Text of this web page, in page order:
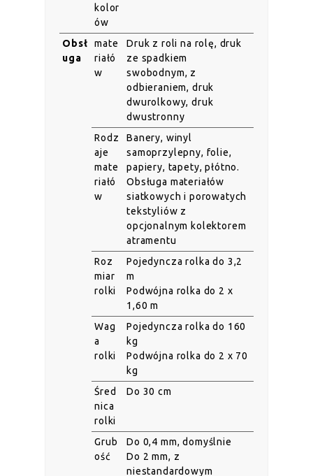
kolor
ów
Obsł
uga
mate
riałó
w
Druk z roli na rolę, druk
ze spadkiem
swobodnym, z
odbieraniem, druk
dwurolkowy, druk
dwustronny
Rodz
aje
mate
riałó
w
Banery, winyl
samoprzylepny, folie,
papiery, tapety, płótno.
Obsługa materiałów
siatkowych i porowatych
tekstyliów z
opcjonalnym kolektorem
atramentu
Roz
miar
rolki
Pojedyncza rolka do 3,2
m
Podwójna rolka do 2 x
1,60 m
Wag
a
rolki
Pojedyncza rolka do 160
kg
Podwójna rolka do 2 x 70
kg
Śred
nica
rolki
Do 30 cm
Grub
ość
Do 0,4 mm, domyślnie
Do 2 mm, z
niestandardowym